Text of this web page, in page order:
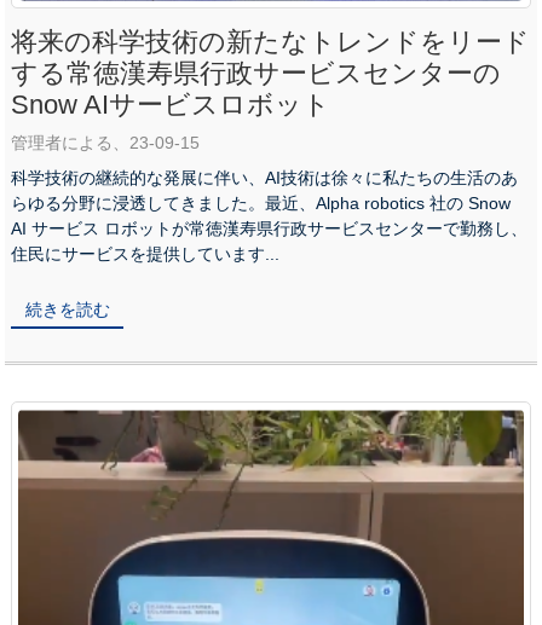
将来の科学技術の新たなトレンドをリード
する常徳漢寿県行政サービスセンターの
Snow AIサービスロボット
管理者による、23-09-15
科学技術の継続的な発展に伴い、AI技術は徐々に私たちの生活のあ
らゆる分野に浸透してきました。最近、Alpha robotics 社の Snow
AI サービス ロボットが常徳漢寿県行政サービスセンターで勤務し、
住民にサービスを提供しています...
続きを読む